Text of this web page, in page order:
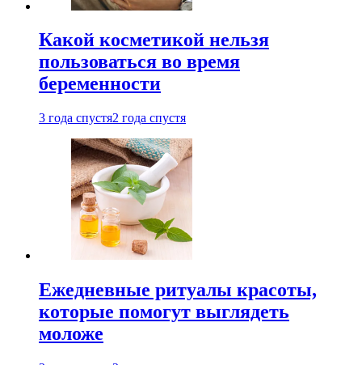
Какой косметикой нельзя
пользоваться во время
беременности
3 года спустя2 года спустя
Ежедневные ритуалы красоты,
которые помогут выглядеть
моложе